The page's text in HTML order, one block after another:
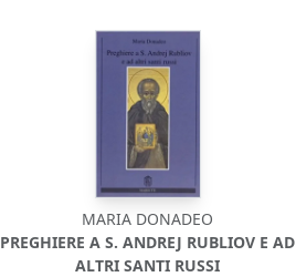
MARIA DONADEO
PREGHIERE A S. ANDREJ RUBLIOV E AD
ALTRI SANTI RUSSI